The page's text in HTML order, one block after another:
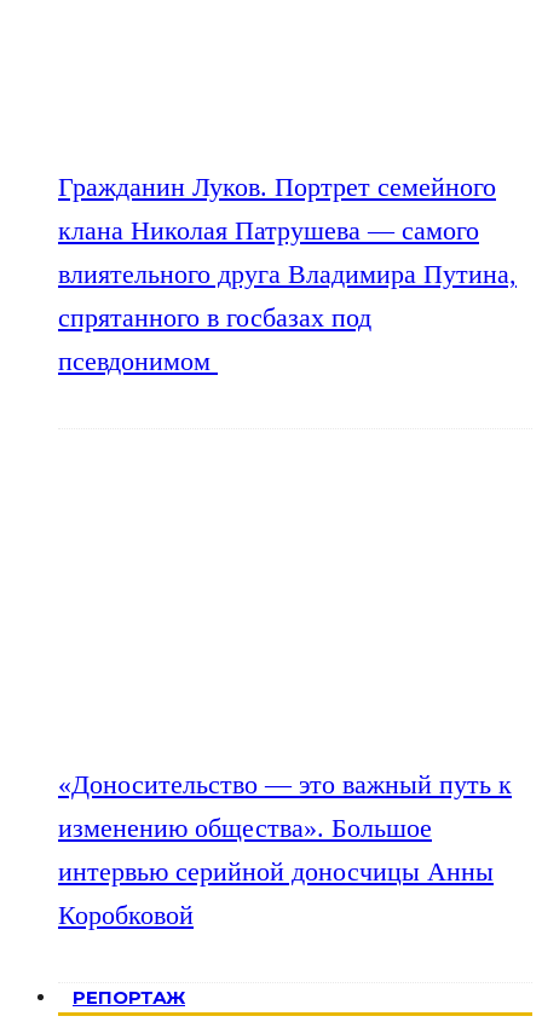
Гражданин Луков. Портрет семейного
клана Николая Патрушева — самого
влиятельного друга Владимира Путина,
спрятанного в госбазах под
псевдонимом
«Доносительство — это важный путь к
изменению общества». Большое
интервью серийной доносчицы Анны
Коробковой
РЕПОРТАЖ